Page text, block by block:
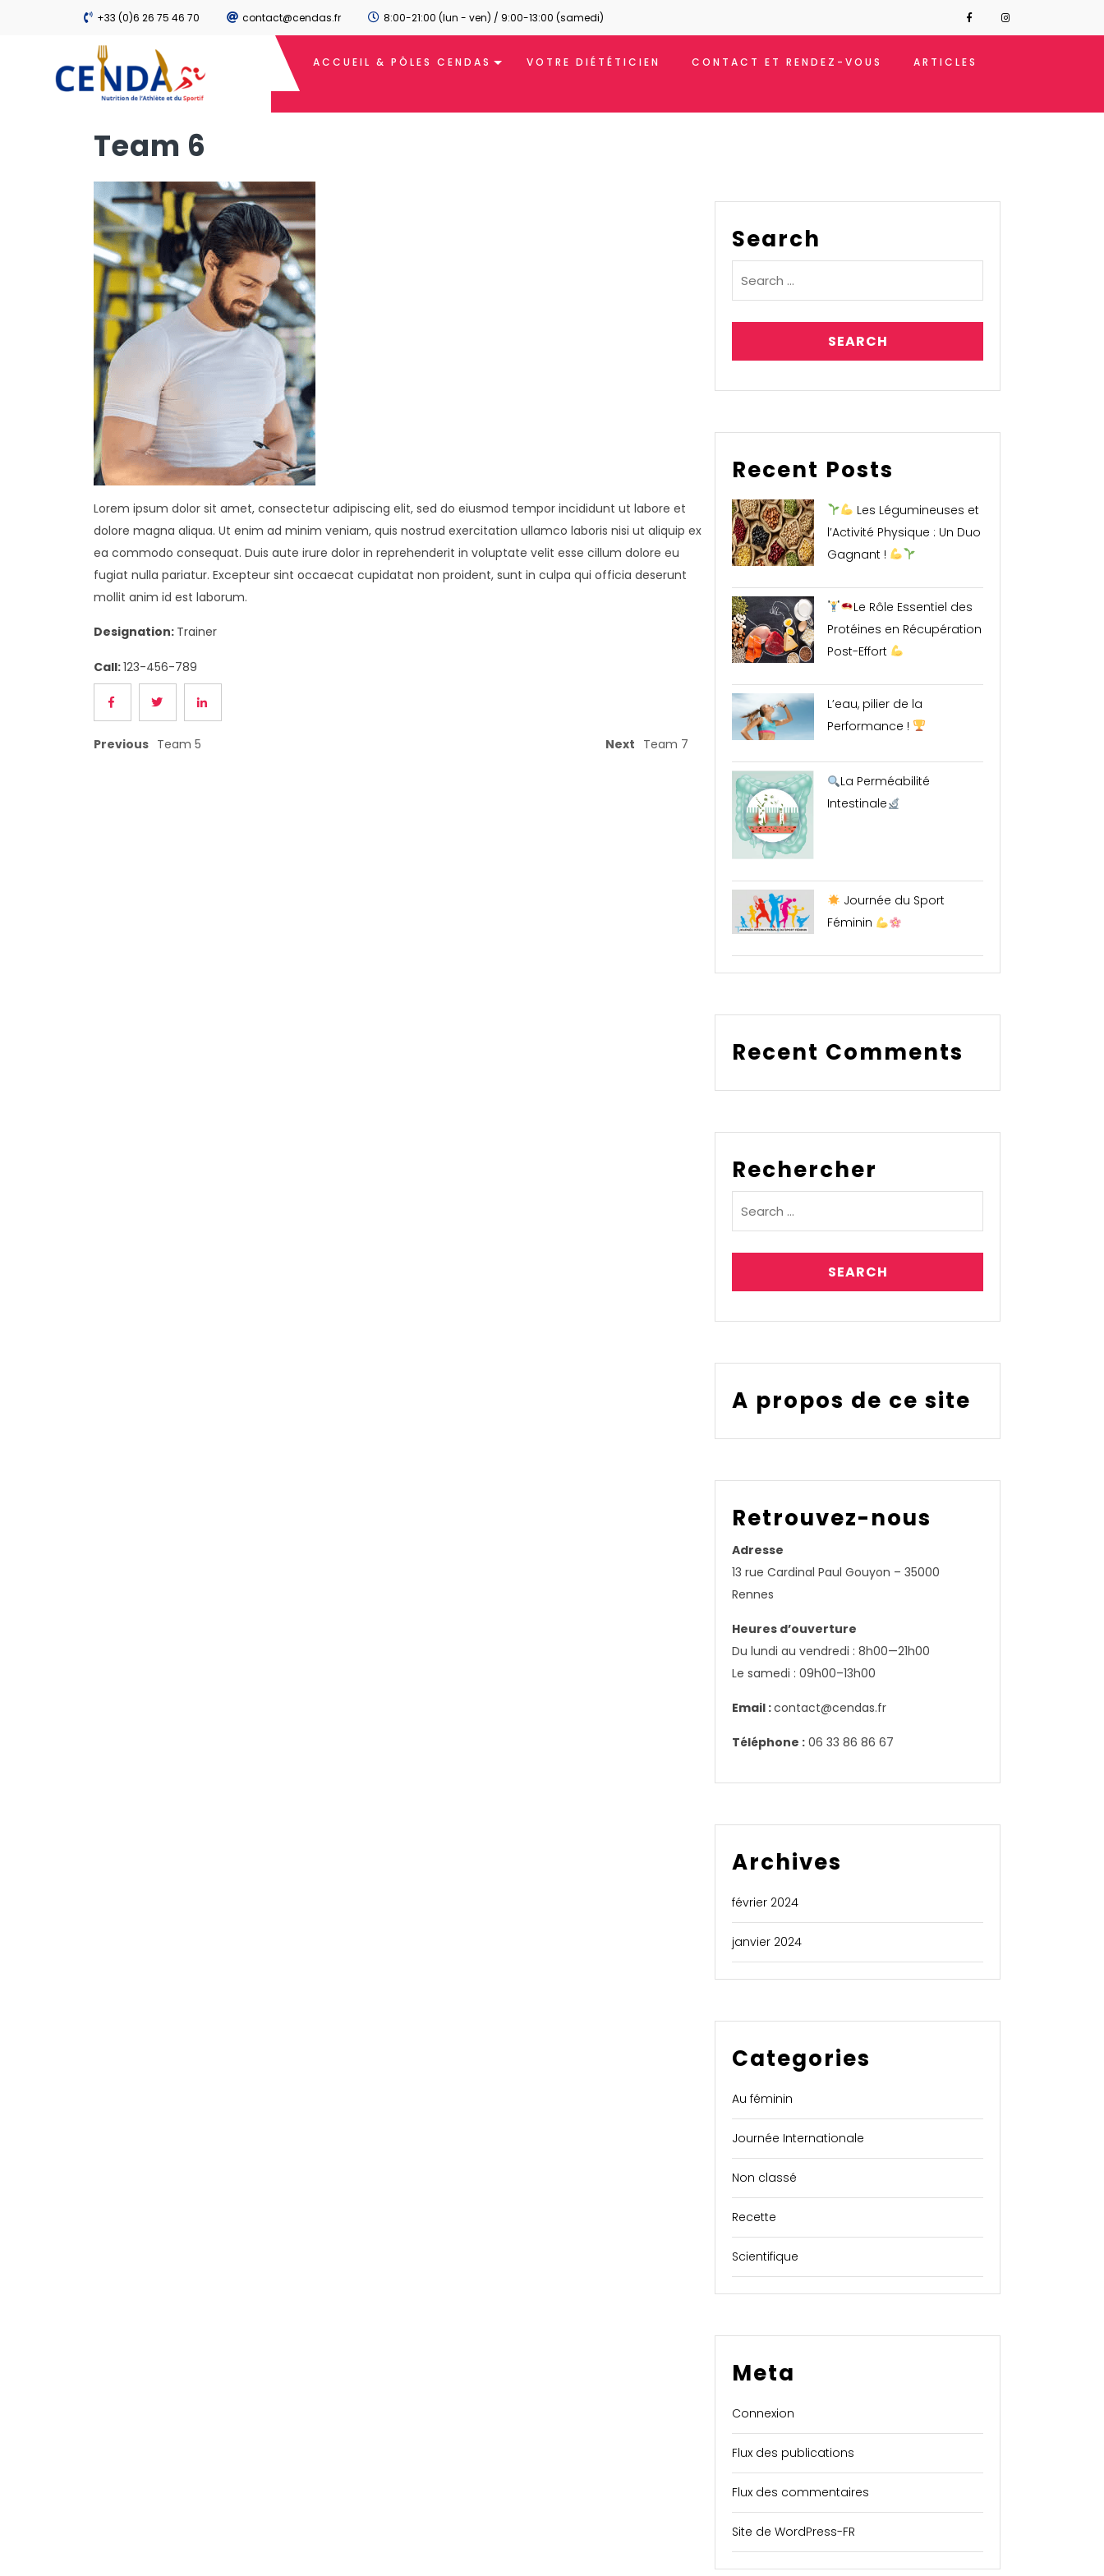
+33 (0)6 26 75 46 70 contact@cendas.fr 8:00-21:00 (lun - ven) / 9:00-13:00 (samedi)
ACCUEIL & PÔLES CENDAS VOTRE DIÉTÉTICIEN CONTACT ET RENDEZ-VOUS ARTICLES
Team 6
Lorem ipsum dolor sit amet, consectetur adipiscing elit, sed do eiusmod tempor incididunt ut labore et
dolore magna aliqua. Ut enim ad minim veniam, quis nostrud exercitation ullamco laboris nisi ut aliquip ex
ea commodo consequat. Duis aute irure dolor in reprehenderit in voluptate velit esse cillum dolore eu
fugiat nulla pariatur. Excepteur sint occaecat cupidatat non proident, sunt in culpa qui officia deserunt
mollit anim id est laborum.
Designation: Trainer
Call:123-456-789
Previous Team 5 Next Team 7
Search
Recent Posts
Les Légumineuses et
l’Activité Physique : Un Duo
Gagnant !
Le Rôle Essentiel des
Protéines en Récupération
Post-Effort
L’eau, pilier de la
Performance !
La Perméabilité
Intestinale
Journée du Sport
Féminin
Recent Comments
Rechercher
A propos de ce site
Retrouvez-nous
Adresse
13 rue Cardinal Paul Gouyon – 35000
Rennes
Heures d’ouverture
Du lundi au vendredi : 8h00—21h00
Le samedi : 09h00–13h00
Email :contact@cendas.fr
Téléphone : 06 33 86 86 67
Archives
février 2024
janvier 2024
Categories
Au féminin
Journée Internationale
Non classé
Recette
Scientifique
Meta
Connexion
Flux des publications
Flux des commentaires
Site de WordPress-FR